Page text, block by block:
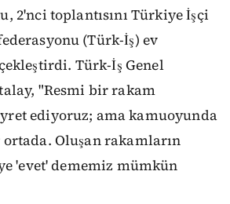
2'nci toplantısını Türkiye İşçi
(Türk-İş) ev
Türk-İş Genel
"Resmi bir rakam
ediyoruz; ama kamuoyunda
Oluşan rakamların
'evet' dememiz mümkün